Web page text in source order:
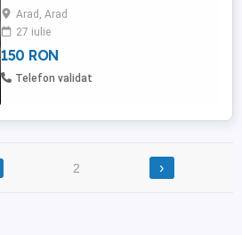
Arad, Arad
27 iulie
150 RON
Telefon validat
2 ›